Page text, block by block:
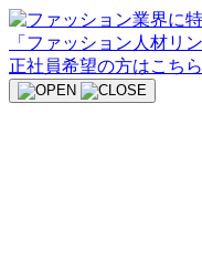
Skip
to
content
正社員希望の方はこちら